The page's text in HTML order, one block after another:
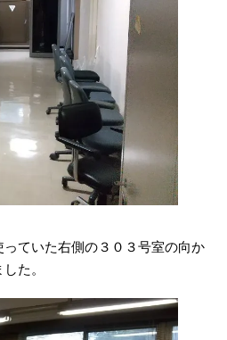
ていた右側の３０３号室の向か
た。